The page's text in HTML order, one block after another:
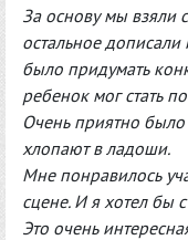
За основу мы взяли
остальное
было придумать
ребенок мог стать
Очень приятно было
хлопают в ладоши.
Мне понравилось
сцене. И я хотел бы
Это очень